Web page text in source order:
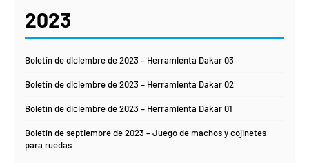
2023
Boletín de diciembre de 2023 – Herramienta Dakar 03
Boletín de diciembre de 2023 – Herramienta Dakar 02
Boletín de diciembre de 2023 – Herramienta Dakar 01
Boletín de septiembre de 2023 – Juego de machos y cojinetes
para ruedas